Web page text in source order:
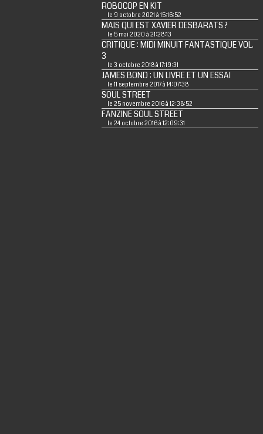
ROBOCOP EN KIT
le 9 octobre 2021 à 15:16:52
MAIS QUI EST XAVIER DESBARATS ?
le 5 mai 2020 à 21:28:13
CRITIQUE : MIDI MINUIT FANTASTIQUE VOL.
3
le 3 octobre 2018 à 17:19:31
JAMES BOND : UN LIVRE ET UN ESSAI
le 11 septembre 2017 à 14:07:38
SOUL STREET
le 25 novembre 2016 à 12:38:52
FANZINE SOUL STREET
le 24 octobre 2016 à 12:09:31